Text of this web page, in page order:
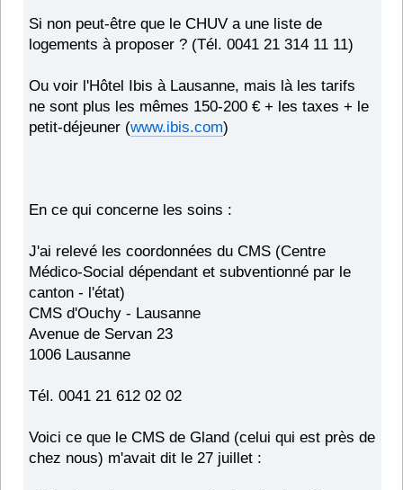
Si non peut-être que le CHUV a une liste de
logements à proposer ? (Tél. 0041 21 314 11 11)
Ou voir l'Hôtel Ibis à Lausanne, mais là les tarifs
ne sont plus les mêmes 150-200 € + les taxes + le
petit-déjeuner (www.ibis.com)
En ce qui concerne les soins :
J'ai relevé les coordonnées du CMS (Centre
Médico-Social dépendant et subventionné par le
canton - l'état)
CMS d'Ouchy - Lausanne
Avenue de Servan 23
1006 Lausanne
Tél. 0041 21 612 02 02
Voici ce que le CMS de Gland (celui qui est près de
chez nous) m'avait dit le 27 juillet :